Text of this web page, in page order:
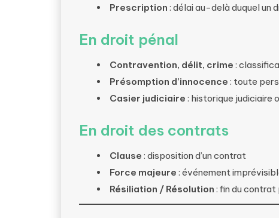
Prescription : délai au-delà duquel un
En droit pénal
Contravention, délit, crime :
Présomption d’innocence : toute
Casier judiciaire : historique judiciaire
En droit des contrats
Clause : disposition d’un contrat
Force majeure : événement
Résiliation / Résolution : fin du